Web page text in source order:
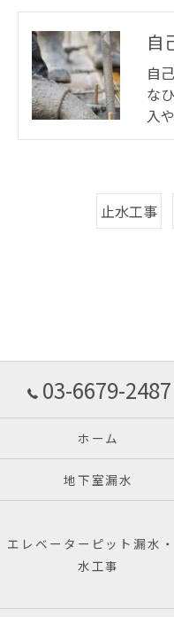
自
自
な
入
止水工事
03-6679-2487
ホーム
地下室漏水
エレベーターピット漏水
水工事